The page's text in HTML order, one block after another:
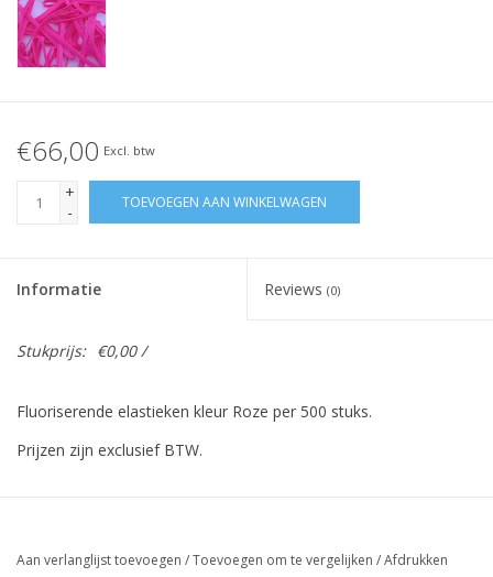
€66,00 Excl. btw
+
-
TOEVOEGEN AAN WINKELWAGEN
Informatie Reviews (0)
Stukprijs: €0,00 /
Fluoriserende elastieken kleur Roze per 500 stuks.
Prijzen zijn exclusief BTW.
Aan verlanglijst toevoegen /Toevoegen om te vergelijken /Afdrukken